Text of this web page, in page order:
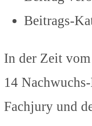
Beitrags-
In der Zeit
14
Fachjury und